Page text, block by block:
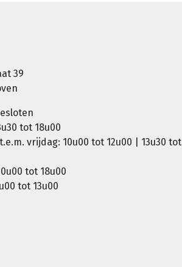
39
tot 18u00
vrijdag: 10u00 tot 12u00 | 13u30 tot
tot 18u00
tot 13u00